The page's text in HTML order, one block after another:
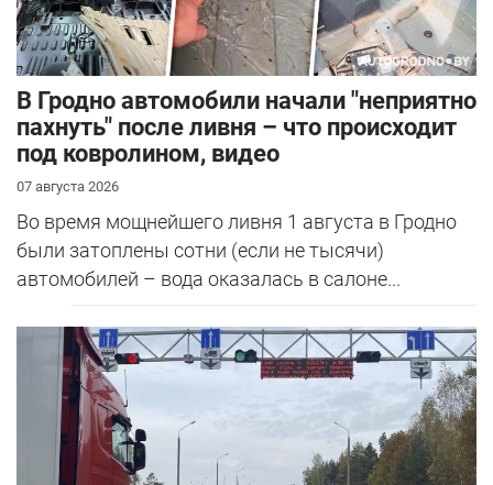
В Гродно автомобили начали "неприятно
пахнуть" после ливня – что происходит
под ковролином, видео
07 августа 2026
Во время мощнейшего ливня 1 августа в Гродно
были затоплены сотни (если не тысячи)
автомобилей – вода оказалась в салоне...